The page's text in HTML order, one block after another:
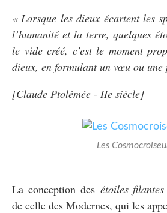
« Lorsque les dieux écartent les
l’humanité et la terre, quelques
le vide créé, c'est le moment
dieux, en formulant un vœu ou une
[Claude Ptolémée - IIe siècle]
Les
La conception desétoiles
de celle des Modernes, qui les